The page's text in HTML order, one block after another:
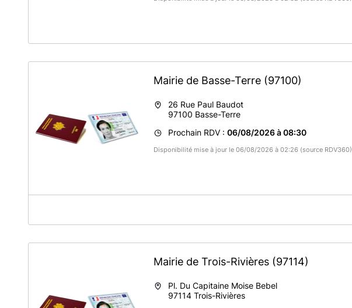
Mairie de Basse-Terre (97100)
26 Rue Paul Baudot
97100 Basse-Terre
Prochain RDV : 06/08/2026 à 08:30
Disponibilité mise à jour le 06/08/2026 à 02:26 (source RDV360)
Mairie de Trois-Rivières (97114)
Pl. Du Capitaine Moise Bebel
97114 Trois-Rivières